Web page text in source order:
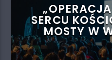
SERCU
MOSTY W